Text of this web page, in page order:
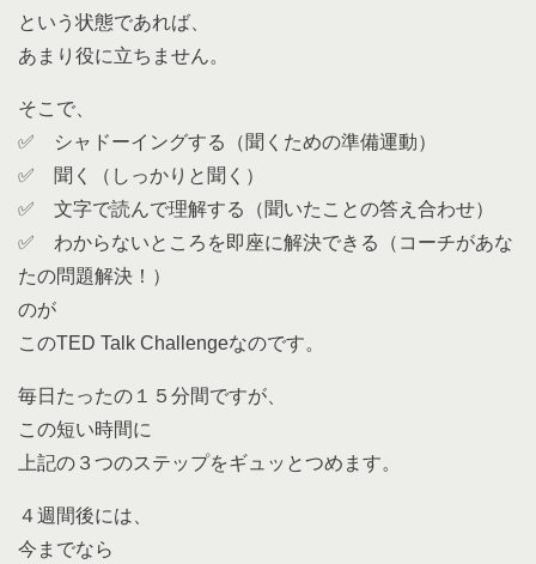
という状態であれば、
あまり役に立ちません。
そこで、
✅ シャドーイングする（聞くための準備運動）
✅ 聞く（しっかりと聞く）
✅ 文字で読んで理解する（聞いたことの答え合わせ）
✅ わからないところを即座に解決できる（コーチがあな
たの問題解決！）
のが
このTED Talk Challengeなのです。
毎日たったの１５分間ですが、
この短い時間に
上記の３つのステップをギュッとつめます。
４週間後には、
今までなら